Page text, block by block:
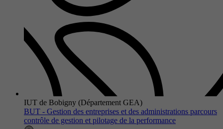
IUT de Bobigny (Département GEA)
BUT - Gestion des entreprises et des administrations parcours
contrôle de gestion et pilotage de la performance